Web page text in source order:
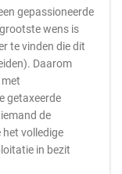
gepassioneerde
wens is
te vinden die dit
Daarom
getaxeerde
de
het volledige
in bezit